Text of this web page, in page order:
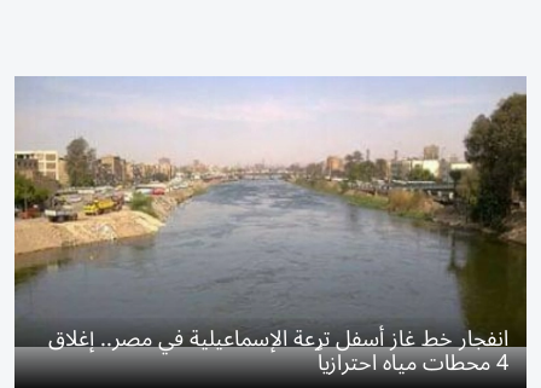
انفجار خط غاز أسفل ترعة الإسماعيلية في مصر.. إغلاق
4 محطات مياه احترازياً